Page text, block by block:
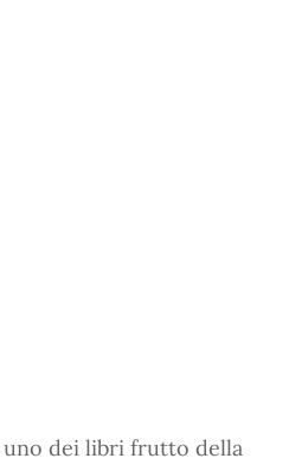
uno dei libri frutto della